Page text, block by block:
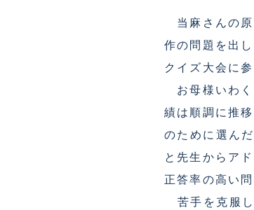
当麻さんの原
作の問題を出
クイズ大会に
お母様いわく
績は順調に推
のために選ん
と先生からア
正答率の高い
苦手を克服